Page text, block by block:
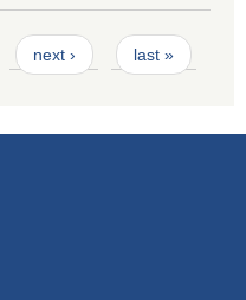
next › last »